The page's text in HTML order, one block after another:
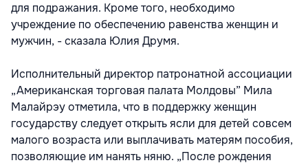
для подражания. Кроме того, необходимо
учреждение по обеспечению равенства женщин и
мужчин, - сказала Юлия Друмя.
Исполнительный директор патронатной ассоциации
„Американская торговая палата Молдовы” Мила
Малайрэу отметила, что в поддержку женщин
государству следует открыть ясли для детей совсем
малого возраста или выплачивать матерям пособия,
позволяющие им нанять няню. „После рождения